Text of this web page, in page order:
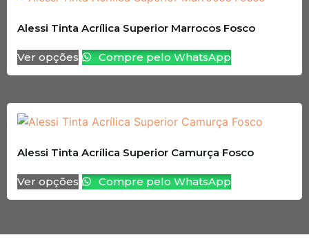
Alessi Tinta Acrílica Superior Marrocos Fosco
Ver opções Compre pelo WhatsApp
Alessi Tinta Acrílica Superior Camurça Fosco
Ver opções Compre pelo WhatsApp